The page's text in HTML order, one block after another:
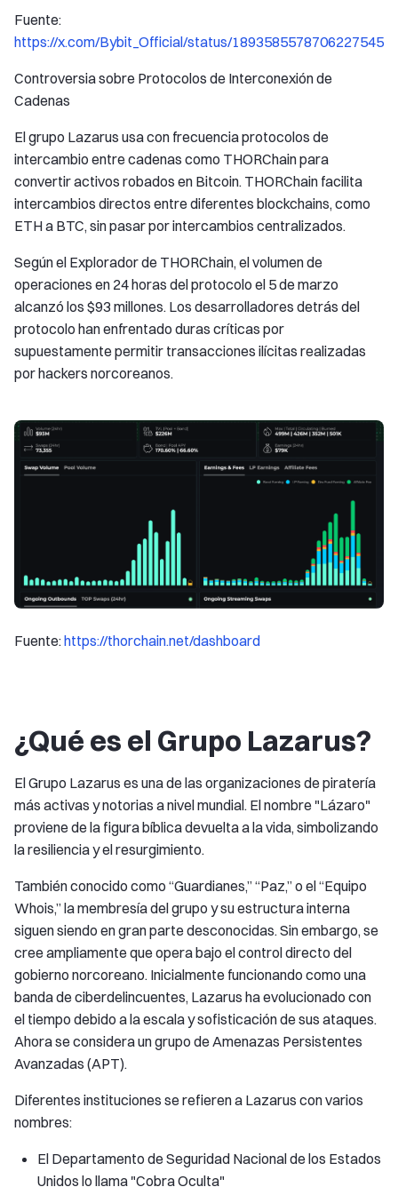
Fuente:
https://x.com/Bybit_Official/status/1893585578706227545
Controversia sobre Protocolos de Interconexión de
Cadenas
El grupo Lazarus usa con frecuencia protocolos de
intercambio entre cadenas como THORChain para
convertir activos robados en Bitcoin. THORChain facilita
intercambios directos entre diferentes blockchains, como
ETH a BTC, sin pasar por intercambios centralizados.
Según el Explorador de THORChain, el volumen de
operaciones en 24 horas del protocolo el 5 de marzo
alcanzó los $93 millones. Los desarrolladores detrás del
protocolo han enfrentado duras críticas por
supuestamente permitir transacciones ilícitas realizadas
por hackers norcoreanos.
Fuente:https://thorchain.net/dashboard
¿Qué es el Grupo Lazarus?
El Grupo Lazarus es una de las organizaciones de piratería
más activas y notorias a nivel mundial. El nombre "Lázaro"
proviene de la figura bíblica devuelta a la vida, simbolizando
la resiliencia y el resurgimiento.
También conocido como “Guardianes,” “Paz,” o el “Equipo
Whois,” la membresía del grupo y su estructura interna
siguen siendo en gran parte desconocidas. Sin embargo, se
cree ampliamente que opera bajo el control directo del
gobierno norcoreano. Inicialmente funcionando como una
banda de ciberdelincuentes, Lazarus ha evolucionado con
el tiempo debido a la escala y sofisticación de sus ataques.
Ahora se considera un grupo de Amenazas Persistentes
Avanzadas (APT).
Diferentes instituciones se refieren a Lazarus con varios
nombres:
El Departamento de Seguridad Nacional de los Estados
Unidos lo llama "Cobra Oculta"